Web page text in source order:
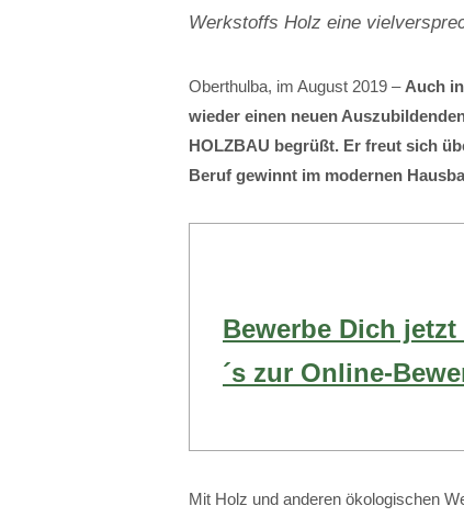
Werkstoffs Holz eine
Oberthulba, im August 2019 – Auch
wieder einen neuen
HOLZBAU begrüßt. Er freut sich
Beruf gewinnt im modernen
Bewerbe Dich
´s zur Online-
Mit Holz und anderen ökologischen